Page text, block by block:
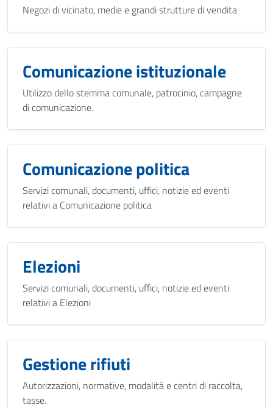
Negozi di vicinato, medie e grandi strutture di vendita
Comunicazione istituzionale
Utilizzo dello stemma comunale, patrocinio, campagne
di comunicazione.
Comunicazione politica
Servizi comunali, documenti, uffici, notizie ed eventi
relativi a Comunicazione politica
Elezioni
Servizi comunali, documenti, uffici, notizie ed eventi
relativi a Elezioni
Gestione rifiuti
Autorizzazioni, normative, modalità e centri di raccolta,
tasse.